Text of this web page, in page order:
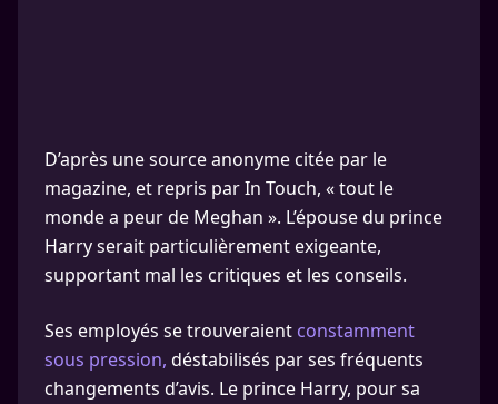
D’après une source anonyme citée par le
magazine, et repris par In Touch, « tout le
monde a peur de Meghan ». L’épouse du prince
Harry serait particulièrement exigeante,
supportant mal les critiques et les conseils.
Ses employés se trouveraient constamment
sous pression, déstabilisés par ses fréquents
changements d’avis. Le prince Harry, pour sa